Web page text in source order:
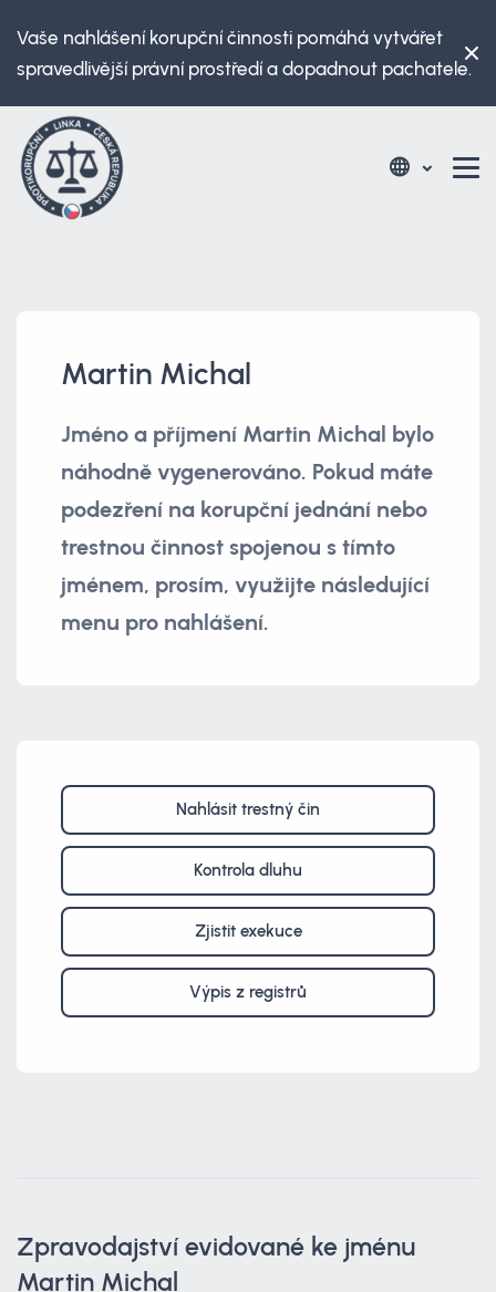
Vaše nahlášení korupční činnosti pomáhá vytvářet
spravedlivější právní prostředí a dopadnout pachatele.
Martin Michal
Jméno a příjmení Martin Michal bylo
náhodně vygenerováno. Pokud máte
podezření na korupční jednání nebo
trestnou činnost spojenou s tímto
jménem, prosím, využijte následující
menu pro nahlášení.
Nahlásit trestný čin
Kontrola dluhu
Zjistit exekuce
Výpis z registrů
Zpravodajství evidované ke jménu
Martin Michal